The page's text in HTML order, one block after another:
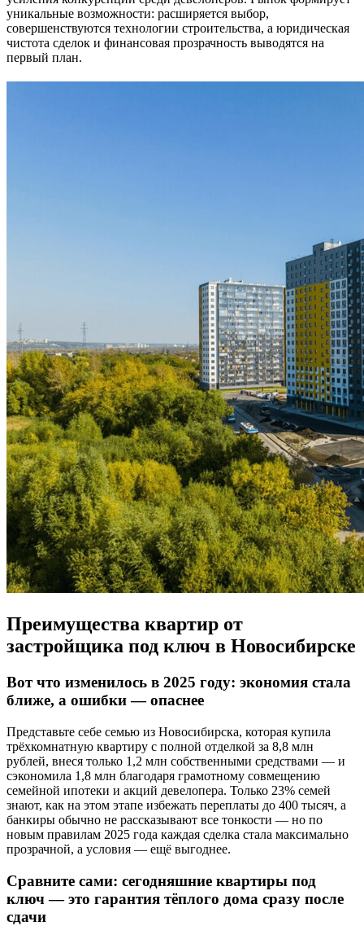
уникальные возможности: расширяется выбор,
совершенствуются технологии строительства, а юридическая
чистота сделок и финансовая прозрачность выводятся на
первый план.
Преимущества квартир от
застройщика под ключ в Новосибирске
Вот что изменилось в 2025 году: экономия стала
ближе, а ошибки — опаснее
Представьте себе семью из Новосибирска, которая купила
трёхкомнатную квартиру с полной отделкой за 8,8 млн
рублей, внеся только 1,2 млн собственными средствами — и
сэкономила 1,8 млн благодаря грамотному совмещению
семейной ипотеки и акций девелопера. Только 23% семей
знают, как на этом этапе избежать переплаты до 400 тысяч, а
банкиры обычно не рассказывают все тонкости — но по
новым правилам 2025 года каждая сделка стала максимально
прозрачной, а условия — ещё выгоднее.
Сравните сами: сегодняшние квартиры под
ключ — это гарантия тёплого дома сразу после
сдачи